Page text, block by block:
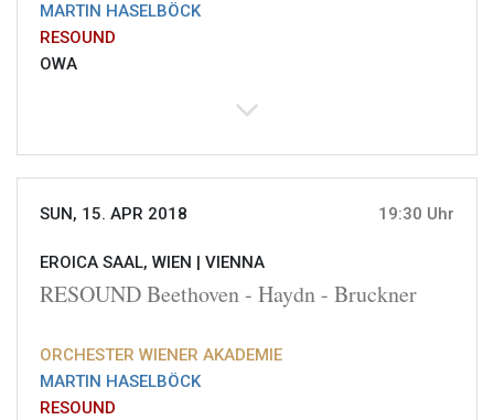
MARTIN HASELBÖCK
RESOUND
OWA
SUN, 15. APR 2018 19:30 Uhr
EROICA SAAL, WIEN | VIENNA
RESOUND Beethoven - Haydn - Bruckner
ORCHESTER WIENER AKADEMIE
MARTIN HASELBÖCK
RESOUND